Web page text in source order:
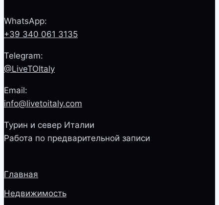
WhatsApp:
+39 340 061 3135
Telegram:
@LiveTOItaly
Email:
info@livetoitaly.com
Турин и север Италии
Работа по предварительной записи
Главная
Недвижимость